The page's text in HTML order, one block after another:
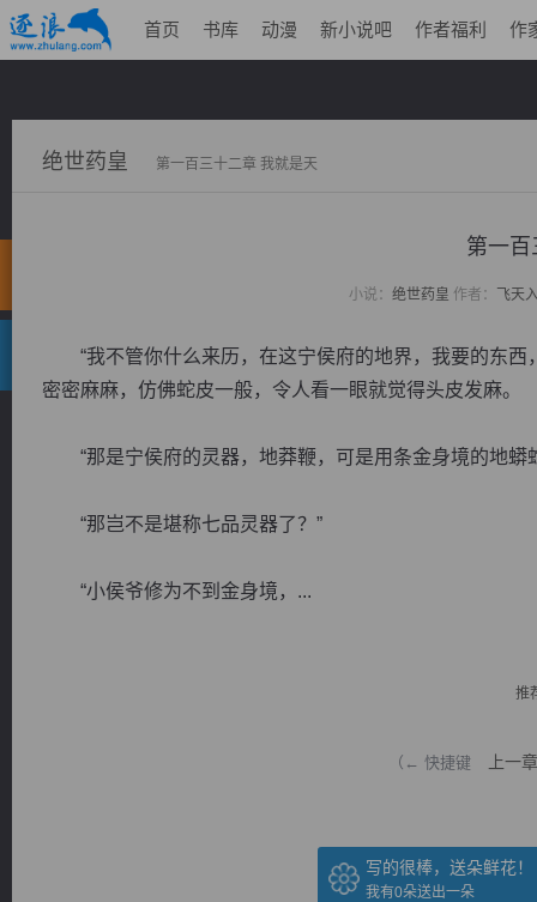
首页 书库 动漫 新小说吧 作者福利 作
绝世药皇 第一百三十二章 我就是天
第一百
小说： 绝世药皇 作者： 飞天
“我不管你什么来历，在这宁侯府的地界，我要的东西
密密麻麻，仿佛蛇皮一般，令人看一眼就觉得头皮发麻。
“那是宁侯府的灵器，地莽鞭，可是用条金身境的地蟒
“那岂不是堪称七品灵器了？”
“小侯爷修为不到金身境，...
推
（← 快捷键 上一章
写的很棒，送朵鲜花！
我有0朵送出一朵